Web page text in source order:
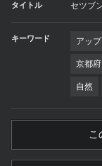
タイトル セツブ
キーワード アップ
京都府
自然
こ